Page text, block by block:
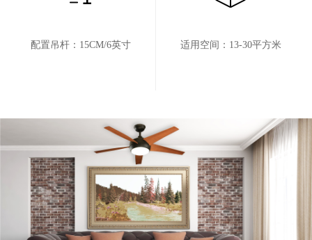
配置吊杆：15CM/6英寸 适用空间：13-30平方米